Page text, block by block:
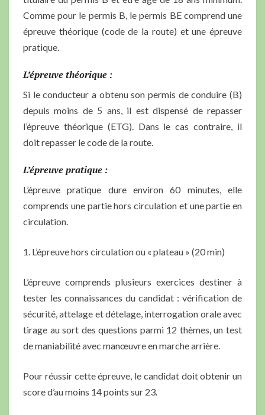
Comme pour le permis B, le permis BE comprend une
épreuve théorique (code de la route) et une épreuve
pratique.
L’épreuve théorique :
Si le conducteur a obtenu son permis de conduire (B)
depuis moins de 5 ans, il est dispensé de repasser
l’épreuve théorique (ETG). Dans le cas contraire, il
doit repasser le code de la route.
L’épreuve pratique :
L’épreuve pratique dure environ 60 minutes, elle
comprends une partie hors circulation et une partie en
circulation.
1. L’épreuve hors circulation ou « plateau » (20 min)
L’épreuve comprends plusieurs exercices destiner à
tester les connaissances du candidat : vérification de
sécurité, attelage et dételage, interrogation orale avec
tirage au sort des questions parmi 12 thèmes, un test
de maniabilité avec manœuvre en marche arrière.
Pour réussir cette épreuve, le candidat doit obtenir un
score d’au moins 14 points sur 23.